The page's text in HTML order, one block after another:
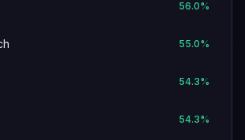
56.0%
55.0%
54.3%
54.3%